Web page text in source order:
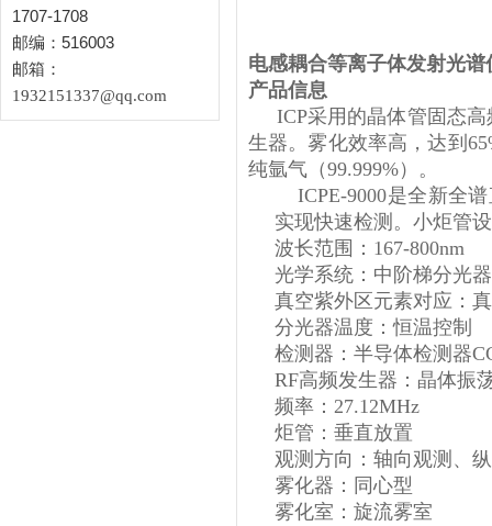
1707-1708
邮编：516003
邮箱：
1932151337@qq.com
电感耦合等离子体发射光谱
产品信息
ICP采用的晶体管固态高
生器。雾化效率高，达到
纯氩气（99.999%）。
ICPE-9000是全新全
实现快速检测。小炬管
波长范围：167-800nm
光学系统：中阶梯分光器
真空紫外区元素对应：
分光器温度：恒温控制
检测器：半导体检测器
RF高频发生器：晶体振
频率：27.12MHz
炬管：垂直放置
观测方向：轴向观测、
雾化器：同心型
雾化室：旋流雾室